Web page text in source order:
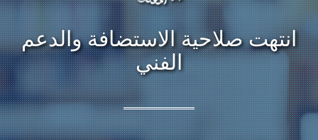
انتهت صلاحية الاستضافة والدعم
الفني